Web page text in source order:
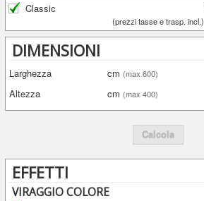
Classic
(prezzi tasse e trasp. incl.)
DIMENSIONI
Larghezza cm (max 600)
Altezza cm (max 400)
Calcola
EFFETTI
VIRAGGIO COLORE